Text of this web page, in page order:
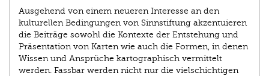
Ausgehend von einem neueren Interesse an den
kulturellen Bedingungen von Sinnstiftung akzentuieren
die Beiträge sowohl die Kontexte der Entstehung und
Präsentation von Karten wie auch die Formen, in denen
Wissen und Ansprüche kartographisch vermittelt
werden. Fassbar werden nicht nur die vielschichtigen